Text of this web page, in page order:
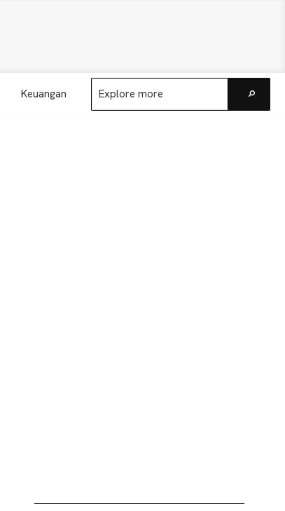
Keuangan
Explore
more